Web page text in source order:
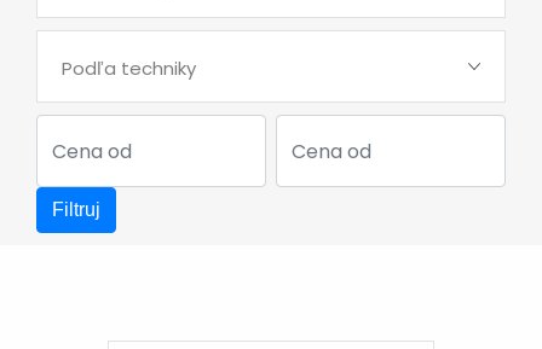
Podľa techniky
Filtruj